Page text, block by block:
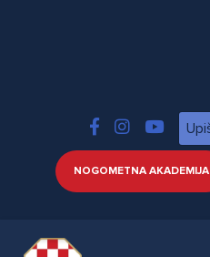
NOGOMETNA AKADEMIJA